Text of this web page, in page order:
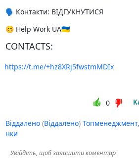
🗣 Контакти: ВІДГУКНУТИСЯ
😊 Help Work UA🇺🇦
CONTACTS:
https://t.me/+hz8XRj5fwstmMDIx
0
Віддалено(Віддалено)
нки
Увійдіть, щоб залишити коментар